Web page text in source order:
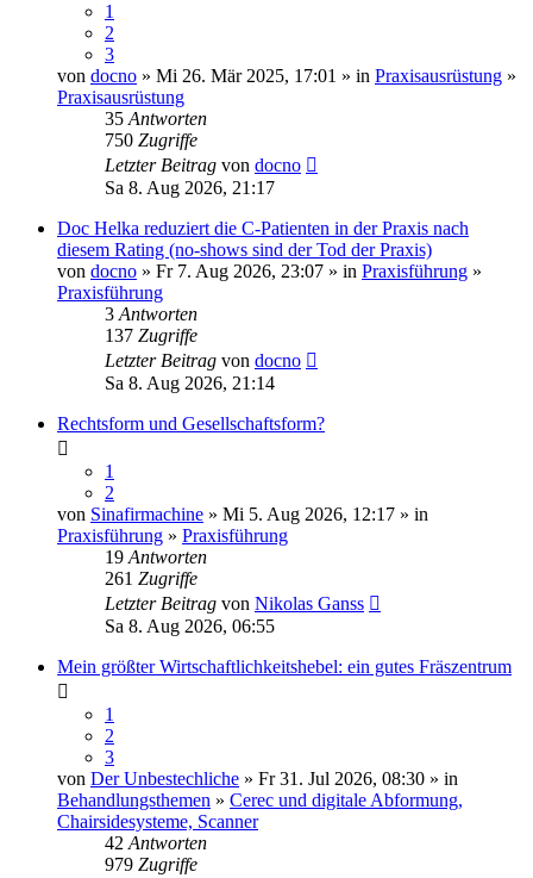
1
2
3
von docno » Mi 26. Mär 2025, 17:01 » in Praxisausrüstung »
Praxisausrüstung
35 Antworten
750 Zugriffe
Letzter Beitrag von docno
Sa 8. Aug 2026, 21:17
Doc Helka reduziert die C-Patienten in der Praxis nach
diesem Rating (no-shows sind der Tod der Praxis)
von docno » Fr 7. Aug 2026, 23:07 » in Praxisführung »
Praxisführung
3 Antworten
137 Zugriffe
Letzter Beitrag von docno
Sa 8. Aug 2026, 21:14
Rechtsform und Gesellschaftsform?
1
2
von Sinafirmachine » Mi 5. Aug 2026, 12:17 » in
Praxisführung » Praxisführung
19 Antworten
261 Zugriffe
Letzter Beitrag von Nikolas Ganss
Sa 8. Aug 2026, 06:55
Mein größter Wirtschaftlichkeitshebel: ein gutes Fräszentrum
1
2
3
von Der Unbestechliche » Fr 31. Jul 2026, 08:30 » in
Behandlungsthemen » Cerec und digitale Abformung,
Chairsidesysteme, Scanner
42 Antworten
979 Zugriffe